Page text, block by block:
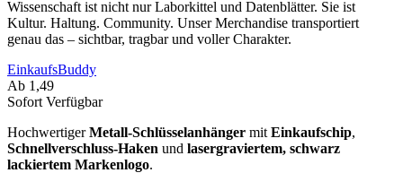
Wissenschaft ist nicht nur Laborkittel und Datenblätter. Sie ist
Kultur. Haltung. Community. Unser Merchandise transportiert
genau das – sichtbar, tragbar und voller Charakter.
EinkaufsBuddy
Ab 1,49
Sofort Verfügbar
HochwertigerMetall-Schlüsselanhänger mit Einkaufschip,
Schnellverschluss-Haken und lasergraviertem, schwarz
lackiertem Markenlogo.